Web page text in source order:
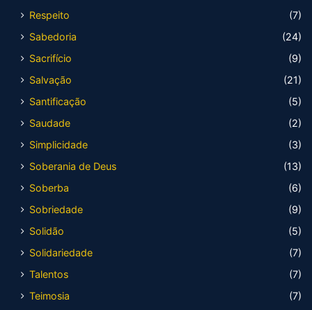
Respeito
(7)
Sabedoria
(24)
Sacrifício
(9)
Salvação
(21)
Santificação
(5)
Saudade
(2)
Simplicidade
(3)
Soberania de Deus
(13)
Soberba
(6)
Sobriedade
(9)
Solidão
(5)
Solidariedade
(7)
Talentos
(7)
Teimosia
(7)